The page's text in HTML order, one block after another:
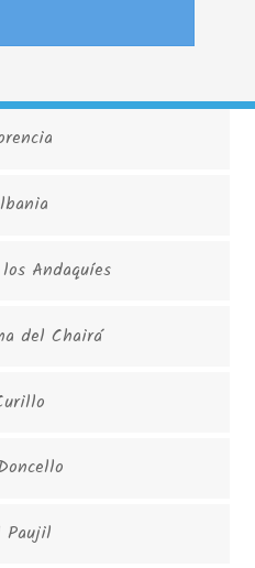
Andaquíes
del Chairá
Paujil